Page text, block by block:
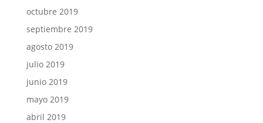
octubre 2019
septiembre 2019
agosto 2019
julio 2019
junio 2019
mayo 2019
abril 2019